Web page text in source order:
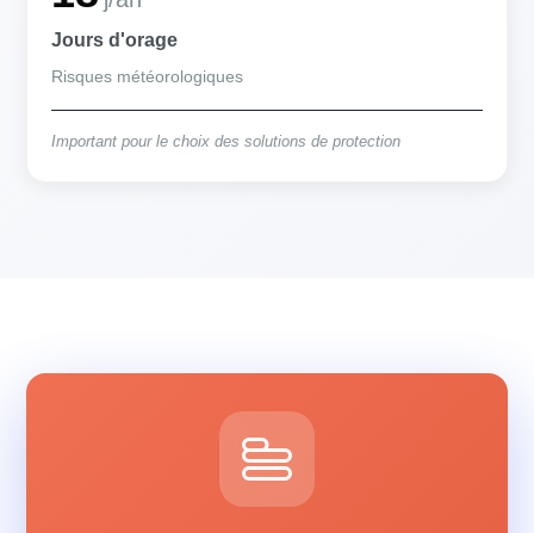
Jours d'orage
Risques météorologiques
Important pour le choix des solutions de protection